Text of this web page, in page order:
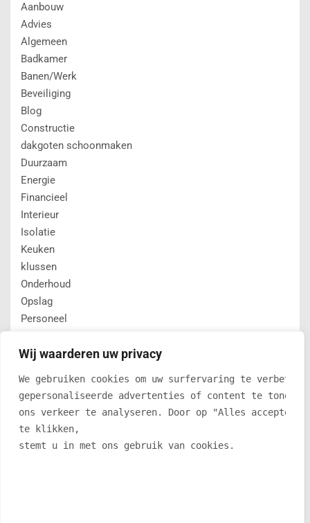
Wij waarderen uw privacy
We gebruiken cookies om uw surfervaring te
gepersonaliseerde advertenties of content te tonen
ons verkeer te analyseren. Door op "Alles
te klikken,
stemt u in met ons gebruik van cookies.
Aanbouw
Advies
Algemeen
Badkamer
Banen/Werk
Beveiliging
Blog
Constructie
dakgoten schoonmaken
Duurzaam
Energie
Financieel
Interieur
Isolatie
Keuken
klussen
Onderhoud
Opslag
Personeel
Ramen en deuren
Sanitair
Slaapkamer
Tips
Transport